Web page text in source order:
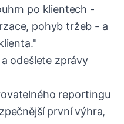
po klientech -
pohyb tržeb - a
odešlete zprávy
reportingu
první výhra,